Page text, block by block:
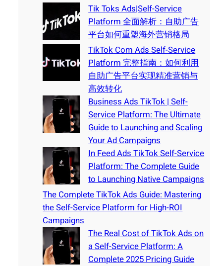
Tik Toks Ads|Self-Service
Platform 全面解析：自助广告
平台如何重塑海外营销格局
TikTok Com Ads Self-Service
Platform 完整指南：如何利用
自助广告平台实现精准营销与
高效转化
Business Ads TikTok | Self-
Service Platform: The Ultimate
Guide to Launching and Scaling
Your Ad Campaigns
In Feed Ads TikTok Self-Service
Platform: The Complete Guide
to Launching Native Campaigns
The Complete TikTok Ads Guide: Mastering
the Self-Service Platform for High-ROI
Campaigns
The Real Cost of TikTok Ads on
a Self-Service Platform: A
Complete 2025 Pricing Guide